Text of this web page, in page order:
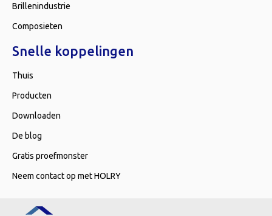
Brillenindustrie
Composieten
Snelle koppelingen
Thuis
Producten
Downloaden
De blog
Gratis proefmonster
Neem contact op met HOLRY